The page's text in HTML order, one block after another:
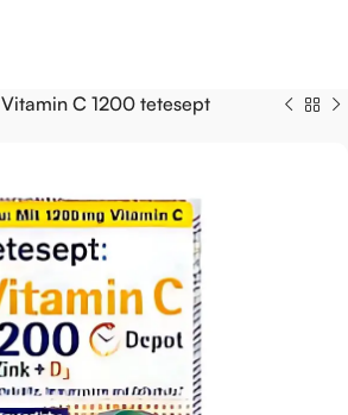
Vitamin C 1200 tetesept